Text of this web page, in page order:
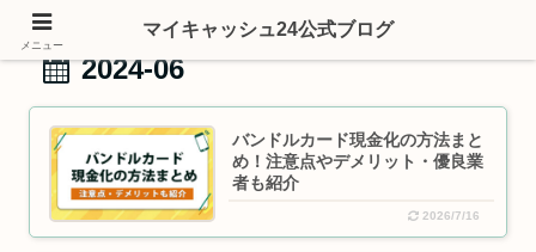
2024-06
バンドルカード現金化の方法まと
め！注意点やデメリット・優良業
者も紹介
2026/7/16
メニュー
マイキャッシュ24公式ブログ